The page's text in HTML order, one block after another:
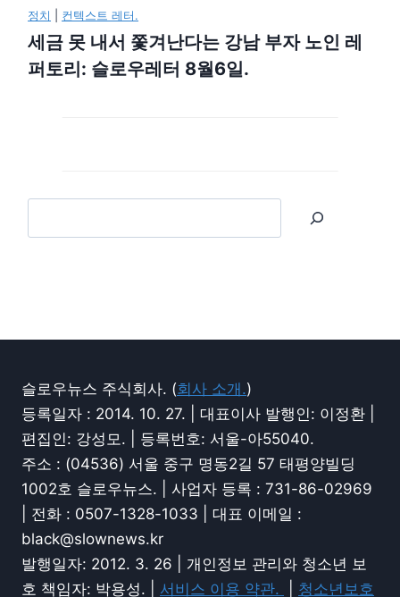
정치 컨텍스트 레터.
세금 못 내서 쫓겨난다는 강남 부자 노인 레
퍼토리: 슬로우레터 8월6일.
슬로우뉴스 주식회사. (회사 소개.)
등록일자 : 2014. 10. 27. | 대표이사 발행인: 이정환 |
편집인: 강성모. | 등록번호: 서울-아55040.
주소 : (04536) 서울 중구 명동2길 57 태평양빌딩
1002호 슬로우뉴스. | 사업자 등록 : 731-86-02969
| 전화 : 0507-1328-1033 | 대표 이메일 :
black@slownews.kr
발행일자: 2012. 3. 26 | 개인정보 관리와 청소년 보
호 책임자: 박용성. | 서비스 이용 약관. 청소년보호